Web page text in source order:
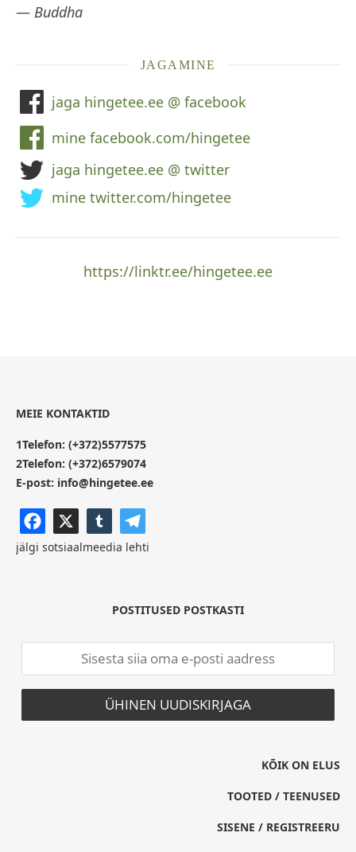
— Buddha
JAGAMINE
jaga hingetee.ee @ facebook
mine facebook.com/hingetee
jaga hingetee.ee @ twitter
mine twitter.com/hingetee
https://linktr.ee/hingetee.ee
MEIE KONTAKTID
1Telefon: (+372)5577575
2Telefon: (+372)6579074
E-post: info@hingetee.ee
jälgi sotsiaalmeedia lehti
POSTITUSED POSTKASTI
KÕIK ON ELUS
TOOTED / TEENUSED
SISENE / REGISTREERU